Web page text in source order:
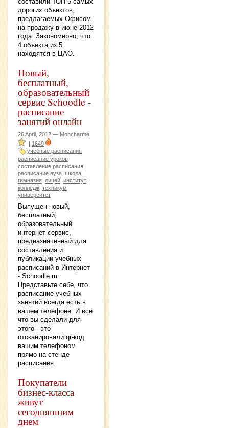
дорогих объектов,
предлагаемых Офисом
на продажу в июне 2012
года. Закономерно, что
4 объекта из 5
находятся в ЦАО.
Новый,
бесплатный,
образовательный
сервис Schoodle -
расписание
занятий онлайн
26 April, 2012 — Moncharme
1649
учебные расписания
расписание уроков
составление расписания
расписание вуза школа
гимназия лицей институт
колледж техникум
университет
Выпущен новый,
бесплатный,
образовательный
интернет-сервис,
предназначенный для
составления и
публикации учебных
расписаний в Интернет
- Schoodle.ru.
Представьте себе, что
расписание учебных
занятий всегда есть в
вашем телефоне. И все
что вы сделали для
этого - это
отсканировали qr-код
вашим телефоном
прямо на стенде
расписания.
Покупатели
бизнес-класса
живут
сегодняшним
днем